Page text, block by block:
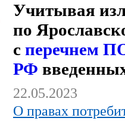
Учитывая
по
с перечнем
РФ
22.05.2023
О правах